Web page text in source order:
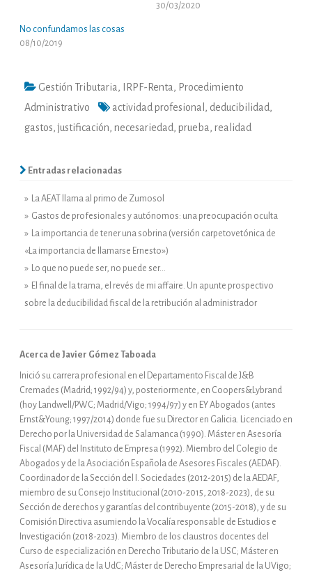
30/03/2020
No confundamos las cosas
08/10/2019
Gestión Tributaria , IRPF-Renta , Procedimiento
Administrativo
actividad profesional , deducibilidad ,
gastos,justificación, necesariedad , prueba , realidad
Entradas relacionadas
» La AEAT llama al primo de Zumosol
» Gastos de profesionales y autónomos: una preocupación oculta
» La importancia de tener una sobrina (versión carpetovetónica de
«La importancia de llamarse Ernesto»)
» Lo que no puede ser, no puede ser…
» El final de la trama, el revés de mi affaire. Un apunte prospectivo
sobre la deducibilidad fiscal de la retribución al administrador
Acerca de Javier Gómez Taboada
Inició su carrera profesional en el Departamento Fiscal de J&B
Cremades (Madrid; 1992/94) y, posteriormente, en Coopers&Lybrand
(hoy Landwell/PWC; Madrid/Vigo; 1994/97) y en EY Abogados (antes
Ernst&Young; 1997/2014) donde fue su Director en Galicia. Licenciado en
Derecho por la Universidad de Salamanca (1990). Máster en Asesoría
Fiscal (MAF) del Instituto de Empresa (1992). Miembro del Colegio de
Abogados y de la Asociación Española de Asesores Fiscales (AEDAF).
Coordinador de la Sección del I. Sociedades (2012-2015) de la AEDAF,
miembro de su Consejo Institucional (2010-2015, 2018-2023), de su
Sección de derechos y garantías del contribuyente (2015-2018), y de su
Comisión Directiva asumiendo la Vocalía responsable de Estudios e
Investigación (2018-2023). Miembro de los claustros docentes del
Curso de especialización en Derecho Tributario de la USC; Máster en
Asesoría Jurídica de la UdC; Máster de Derecho Empresarial de la UVigo;